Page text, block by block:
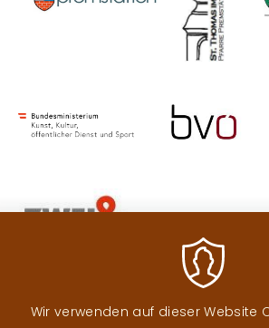
Image
Image
Image
Wir verwenden auf dieser Website